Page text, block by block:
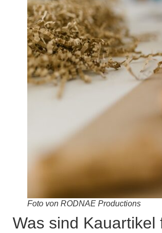
Foto von RODNAE Productions
Was sind